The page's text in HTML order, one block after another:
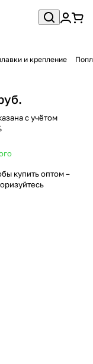
и крепление
с учётом
купить оптом –